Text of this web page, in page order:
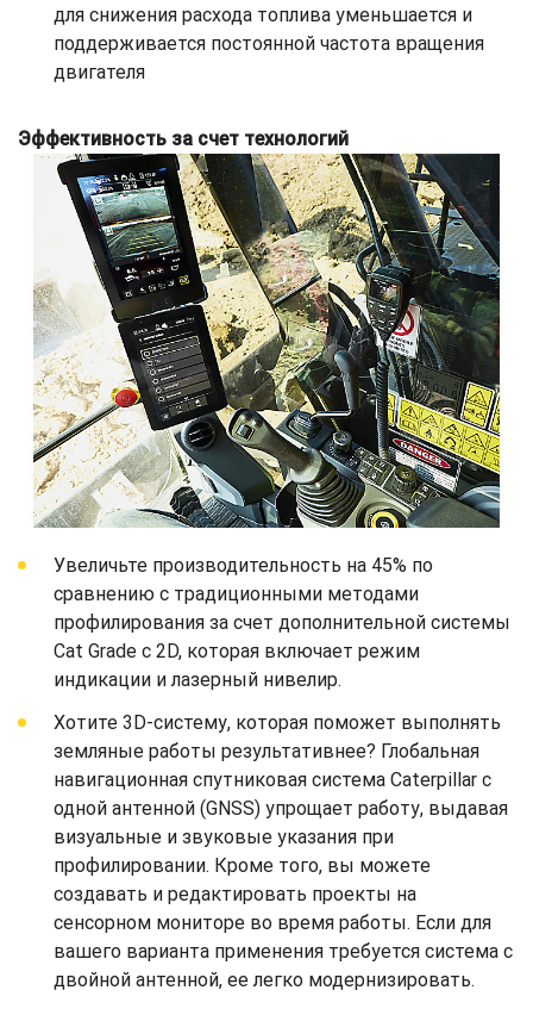
для снижения расхода топлива уменьшается и
поддерживается постоянной частота вращения
двигателя
Эффективность за счет технологий
Увеличьте производительность на 45% по
сравнению с традиционными методами
профилирования за счет дополнительной системы
Cat Grade с 2D, которая включает режим
индикации и лазерный нивелир.
Хотите 3D-систему, которая поможет выполнять
земляные работы результативнее? Глобальная
навигационная спутниковая система Caterpillar с
одной антенной (GNSS) упрощает работу, выдавая
визуальные и звуковые указания при
профилировании. Кроме того, вы можете
создавать и редактировать проекты на
сенсорном мониторе во время работы. Если для
вашего варианта применения требуется система с
двойной антенной, ее легко модернизировать.